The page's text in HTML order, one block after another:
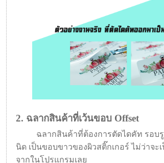
2. ฉลากสินค้าที่เว้นขอบ Offset
ฉลากสินค้าที่ต้องการตัดไดคัท รอบรูป
นิด เป็นขอบขาวของผิวสติ๊กเกอร์ ไม่ว่าจะ
จากในโปรแกรมเลย